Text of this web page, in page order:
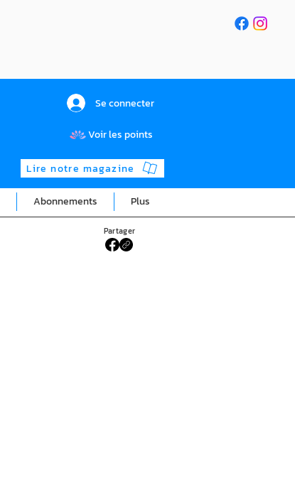
Se connecter
Voir les points
Lire notre magazine
Abonnements Plus
Partager